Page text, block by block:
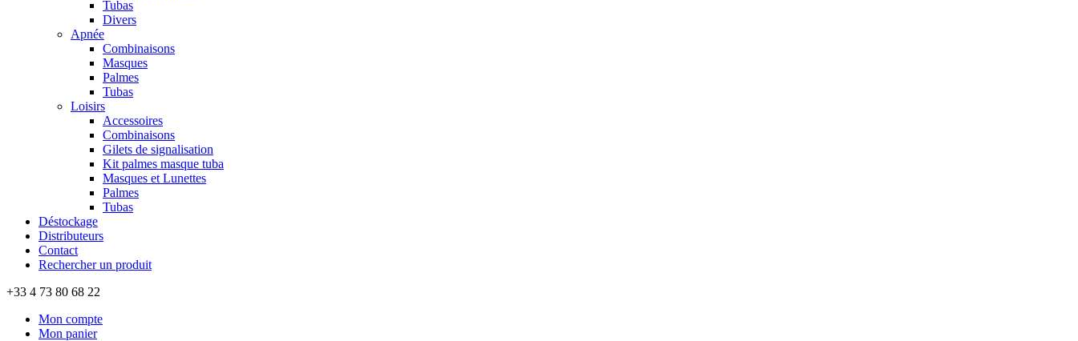
Tubas
Divers
Apnée
Combinaisons
Masques
Palmes
Tubas
Loisirs
Accessoires
Combinaisons
Gilets de signalisation
Kit palmes masque tuba
Masques et Lunettes
Palmes
Tubas
Déstockage
Distributeurs
Contact
Rechercher un produit
+33 4 73 80 68 22
Mon compte
Mon panier